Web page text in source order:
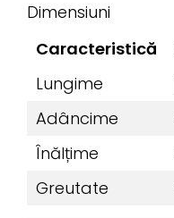
Dimensiuni
Caracteristică
Lungime
Adâncime
Înălțime
Greutate